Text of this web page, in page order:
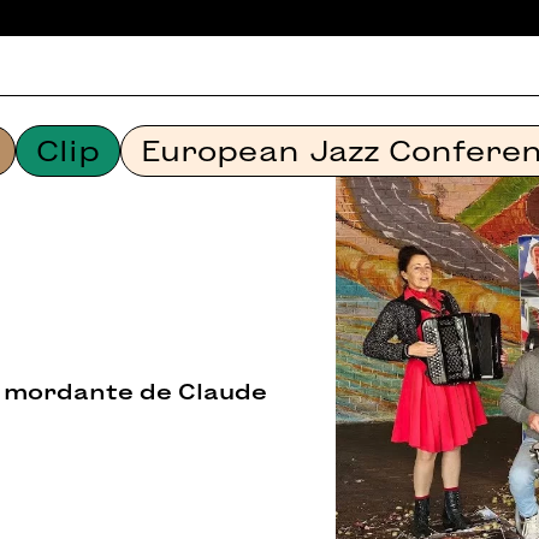
Clip European Jazz
mordante de Claude